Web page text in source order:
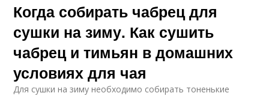
Когда собирать чабрец для
сушки на зиму. Как сушить
чабрец и тимьян в домашних
условиях для чая
Для сушки на зиму необходимо собирать тоненькие